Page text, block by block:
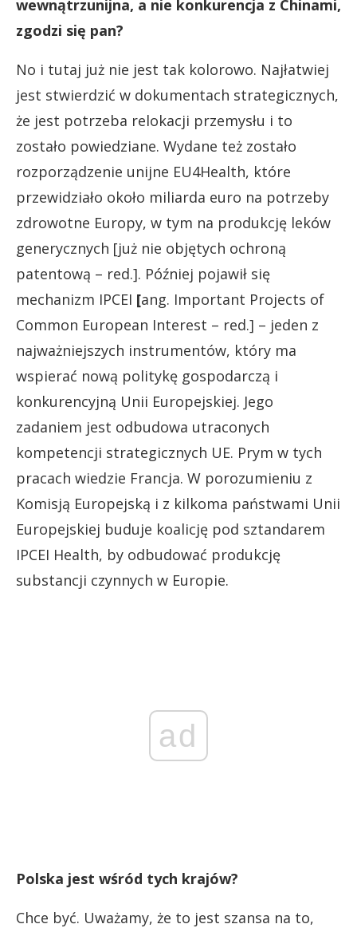
wewnątrzunijna, a nie konkurencja z Chinami,
zgodzi się pan?
No i tutaj już nie jest tak kolorowo. Najłatwiej
jest stwierdzić w dokumentach strategicznych,
że jest potrzeba relokacji przemysłu i to
zostało powiedziane. Wydane też zostało
rozporządzenie unijne EU4Health, które
przewidziało około miliarda euro na potrzeby
zdrowotne Europy, w tym na produkcję leków
generycznych [już nie objętych ochroną
patentową – red.]. Później pojawił się
mechanizm IPCEI [ang. Important Projects of
Common European Interest – red.] – jeden z
najważniejszych instrumentów, który ma
wspierać nową politykę gospodarczą i
konkurencyjną Unii Europejskiej. Jego
zadaniem jest odbudowa utraconych
kompetencji strategicznych UE. Prym w tych
pracach wiedzie Francja. W porozumieniu z
Komisją Europejską i z kilkoma państwami Unii
Europejskiej buduje koalicję pod sztandarem
IPCEI Health, by odbudować produkcję
substancji czynnych w Europie.
ad
Polska jest wśród tych krajów?
Chce być. Uważamy, że to jest szansa na to,